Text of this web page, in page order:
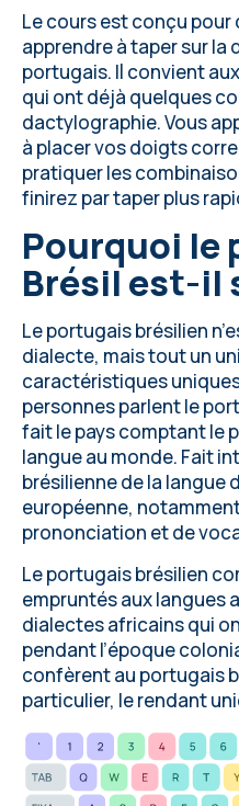
Le cours est conçu
apprendre à taper sur
portugais. Il convient
qui ont déjà quelques
dactylographie. Vous
à placer vos doigts
pratiquer les
finirez par taper plus
Pourquoi le
Brésil est-il
Le portugais brésilien
dialecte, mais tout un
caractéristiques
personnes parlent le
fait le pays comptant le
langue au monde. Fait
brésilienne de la langue
européenne,
prononciation et de
Le portugais brésilien
empruntés aux langues
dialectes africains qui
pendant l’époque
confèrent au portugais
particulier, le rendant